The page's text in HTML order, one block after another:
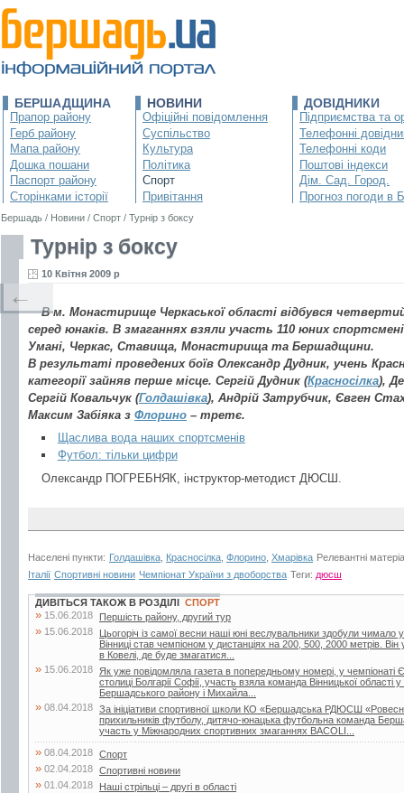
БЕРШАДЩИНА
Прапор району
Герб району
Мапа району
Дошка пошани
Паспорт району
Сторінками історії
НОВИНИ
Офіційні повідомлення
Суспільство
Культура
Політика
Спорт
Привітання
ДОВІДНИКИ
Підприємства та
Телефонні
Телефонні коди
Поштові індекси
Дім. Сад. Город.
Прогноз погоди в
Бершадь / Новини / Спорт / Турнір з боксу
Турнір з боксу
10 Квітня 2009 р
В м. Монастирище Черкаської області відбувся
серед юнаків. В змаганнях взяли участь 110 юних
Умані, Черкас, Ставища, Монастирища та Бершадщини.
В результаті проведених боїв Олександр Дудник, учень
категорії зайняв перше місце. Сергій Дудник (Красносілка),
Сергій Ковальчук (Голдашівка), Андрій Затрубчик, Євген
Максим Забіяка з Флорино – третє.
Щаслива вода наших спортсменів
Футбол: тільки цифри
Олександр ПОГРЕБНЯК, інструктор-методист ДЮСШ.
Населені пункти: Голдашівка Красносілка Флорино Хмарівка Релевантні
Італії Спортивні новини Чемпіонат України з двоборства Теги: дюсш
←
ДИВІТЬСЯ ТАКОЖ В РОЗДІЛІ СПОРТ
» 15.06.2018 Першість району, другий тур
» 15.06.2018
Цьогоріч із самої весни наші юні веслувальники здобули чимало
Вінниці став чемпіоном у дистанціях на 200, 500, 2000 метрів.
в Ковелі, де буде змагатися...
» 15.06.2018
Як уже повідомляла газета в попередньому номері, у чемпіонаті
столиці Болгарії Софії, участь взяла команда Вінницької області
Бершадського району і Михайла...
» 08.04.2018 За ініціативи спортивної школи КО «Бершадська РДЮСШ
прихильників футболу, дитячо-юнацька футбольна команда
участь у Міжнародних спортивних змаганнях BACOLI...
» 08.04.2018 Спорт
» 02.04.2018 Спортивні новини
» 01.04.2018 Наші стрільці – другі в області